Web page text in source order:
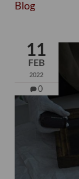
Blog
11
FEB
2022
0